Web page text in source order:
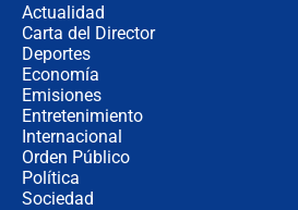
Actualidad
Carta del Director
Deportes
Economía
Emisiones
Entretenimiento
Internacional
Orden Público
Política
Sociedad